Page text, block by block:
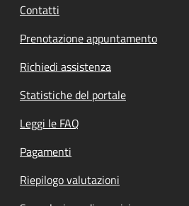
Contatti
Prenotazione appuntamento
Richiedi assistenza
Statistiche del portale
Leggi le FAQ
Pagamenti
Riepilogo valutazioni